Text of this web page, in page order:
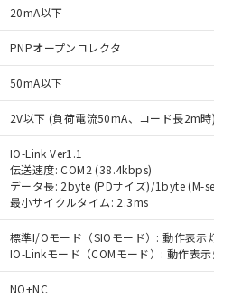
20mA以下
PNPオープンコレクタ
50mA以下
2V以下 (負荷電流50mA、コード長2m時)
IO-Link Ver1.1
伝送速度: COM2 (38.4kbps)
データ長: 2byte (PDサイズ)/1byte (M-
最小サイクルタイム: 2.3ms
標準I/Oモード（SIOモード）: 動作表示灯(
IO-Linkモード（COMモード）: 動作表示
NO+NC